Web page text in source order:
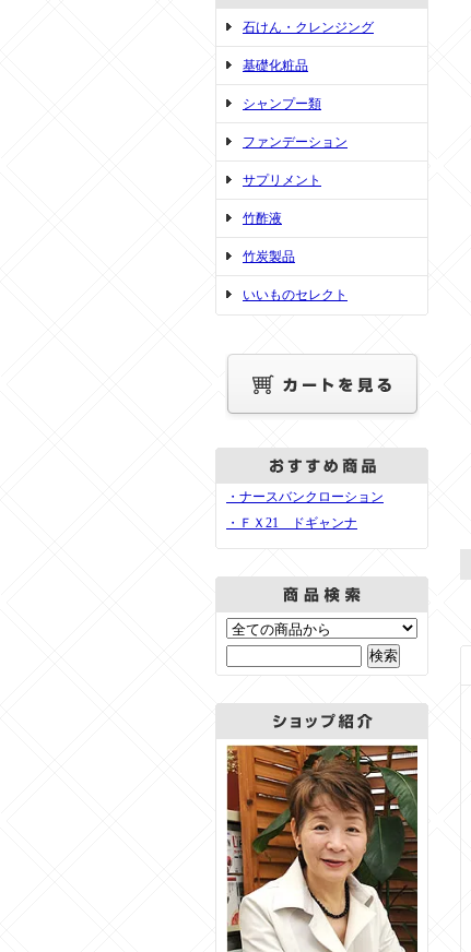
石けん・クレンジング
基礎化粧品
シャンプー類
ファンデーション
サプリメント
竹酢液
竹炭製品
いいものセレクト
・ナースバンクローション
・ＦＸ21 ドギャンナ